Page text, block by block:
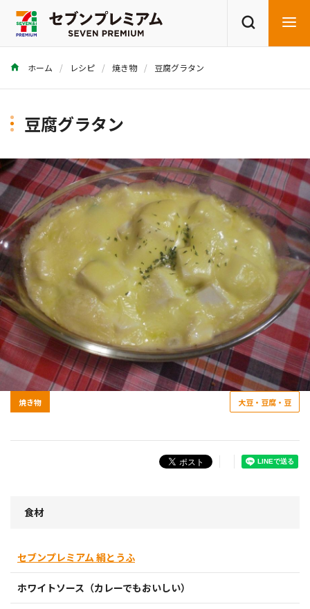
商品を探す
ホーム レシピ 焼き物 豆腐グラタン
豆腐グラタン
焼き物 大豆・豆腐・豆
食材
セブンプレミアム 絹とうふ
ホワイトソース（カレーでもおいしい）